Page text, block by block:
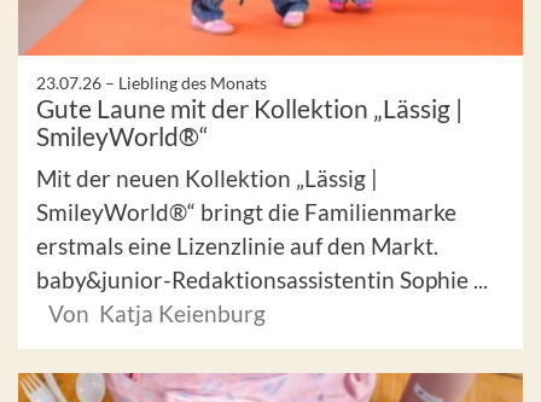
23.07.26 – Liebling des Monats
Gute Laune mit der Kollektion „Lässig |
SmileyWorld®“
Mit der neuen Kollektion „Lässig |
SmileyWorld®“ bringt die Familienmarke
erstmals eine Lizenzlinie auf den Markt.
baby&junior-Redaktionsassistentin Sophie ...
Von Katja Keienburg